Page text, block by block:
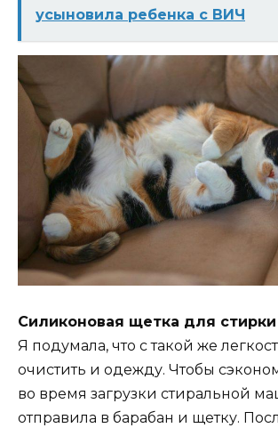
усыновила ребенка с ВИЧ
Силиконовая щетка для стирки
Я подумала, что с такой же
очистить и одежду. Чтобы
во время загрузки стиральной
отправила в барабан и щетку.